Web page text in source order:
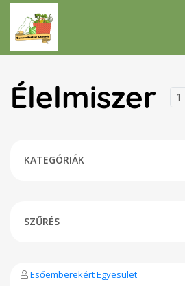
Élelmiszer 1
KATEGÓRIÁK
SZŰRÉS
Esőemberekért Egyesület